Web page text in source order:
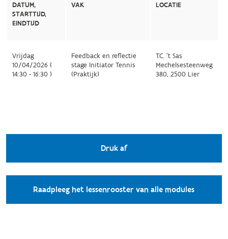
DATUM,
STARTTIJD,
EINDTIJD
VAK LOCATIE
Vrijdag
10/04/2026 (
14:30 - 16:30 )
Feedback en reflectie
stage Initiator Tennis
(Praktijk)
T.C. 't Sas
Mechelsesteenweg
380, 2500 Lier
Druk af
Raadpleeg het lessenrooster van alle modules